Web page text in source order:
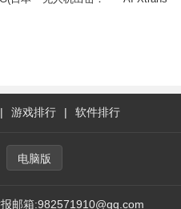
| 游戏排行 | 软件排行
电脑版
邮箱:982571910@qq.com